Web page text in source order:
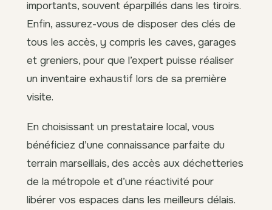
importants, souvent éparpillés dans les tiroirs.
Enfin, assurez-vous de disposer des clés de
tous les accès, y compris les caves, garages
et greniers, pour que l’expert puisse réaliser
un inventaire exhaustif lors de sa première
visite.
En choisissant un prestataire local, vous
bénéficiez d’une connaissance parfaite du
terrain marseillais, des accès aux déchetteries
de la métropole et d’une réactivité pour
libérer vos espaces dans les meilleurs délais.